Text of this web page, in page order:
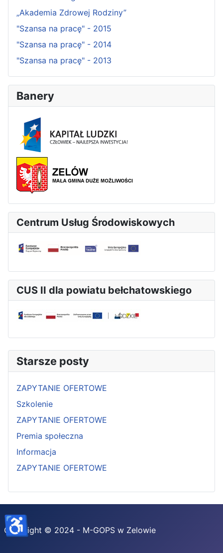
„Akademia Zdrowej Rodziny”
"Szansa na pracę" - 2015
"Szansa na pracę" - 2014
"Szansa na pracę" - 2013
Banery
Centrum Usług Środowiskowych
CUS II dla powiatu bełchatowskiego
Starsze posty
ZAPYTANIE OFERTOWE
Szkolenie
ZAPYTANIE OFERTOWE
Premia społeczna
Informacja
ZAPYTANIE OFERTOWE
Copyright © 2024 - M-GOPS w Zelowie